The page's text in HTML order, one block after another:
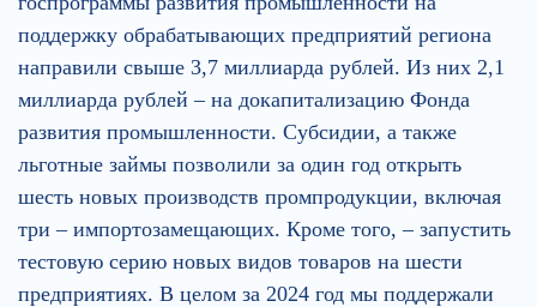
поддержку обрабатывающих предприятий региона
направили свыше 3,7 миллиарда рублей. Из них 2,1
миллиарда рублей – на докапитализацию Фонда
развития промышленности. Субсидии, а также
льготные займы позволили за один год открыть
шесть новых производств промпродукции, включая
три – импортозамещающих. Кроме того, – запустить
тестовую серию новых видов товаров на шести
предприятиях. В целом за 2024 год мы поддержали